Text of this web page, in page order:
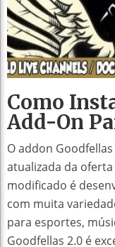
Como
Add-On
O addon
atualizada da
modificado é
com muita
para esportes,
Goodfellas 2.0 é